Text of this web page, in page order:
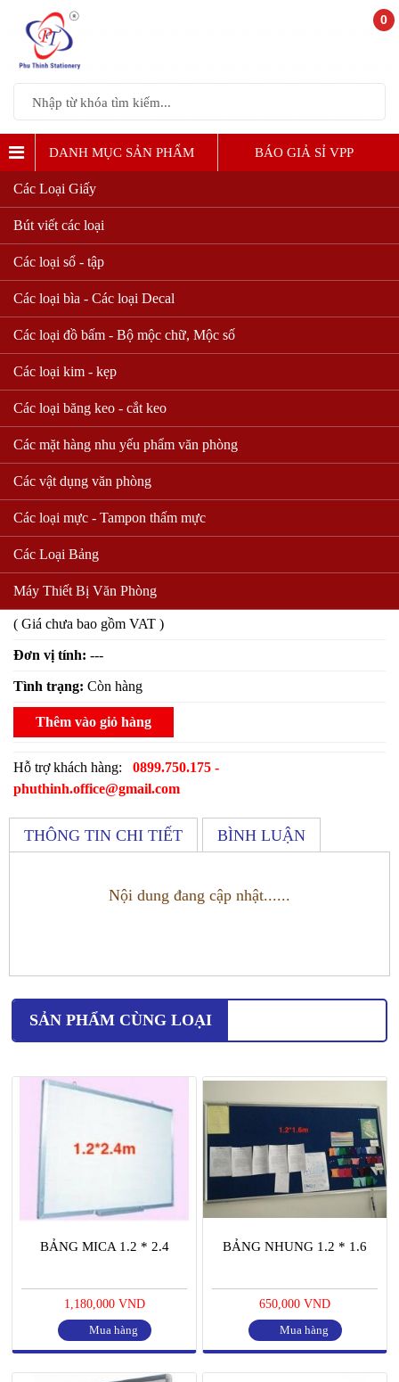
DANH MỤC SẢN PHẨM BÁO GIẢ SỈ VPP
Các Loại Giấy
Bút viết các loại
Các loại sổ - tập
Các loại bìa - Các loại Decal
Các loại đồ bấm - Bộ mộc chữ, Mộc số
Các loại kim - kẹp
Các loại băng keo - cắt keo
Các mặt hàng nhu yếu phẩm văn phòng
Các vật dụng văn phòng
Các loại mực - Tampon thấm mực
Các Loại Bảng
Máy Thiết Bị Văn Phòng
Bảng nhung 0.7 * 1.0
Mã sản phẩm:
7070 lượt xem
Giá bán:430.000 VND
( Giá chưa bao gồm VAT )
Đơn vị tính: ---
Tình trạng: Còn hàng
Thêm vào giỏ hàng
Hỗ trợ khách hàng: 0899.750.175 -
phuthinh.office@gmail.com
THÔNG TIN CHI TIẾT BÌNH LUẬN
Nội dung đang cập nhật......
SẢN PHẨM CÙNG LOẠI
BẢNG MICA 1.2 * 2.4
1,180,000 VND
Mua hàng
BẢNG NHUNG 1.2 * 1.6
650,000 VND
Mua hàng
0